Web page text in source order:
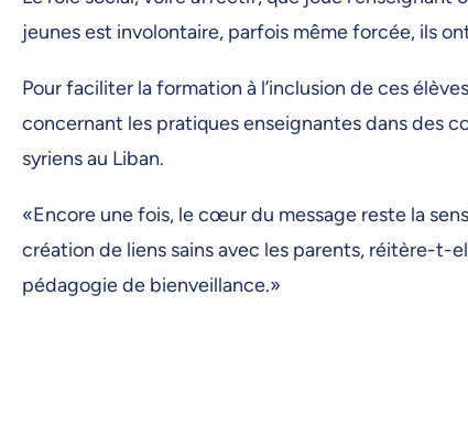
jeunes est involontaire, parfois même forcée, ils
Pour faciliter la formation à l’inclusion de ces
concernant les pratiques enseignantes dans des
syriens au Liban.
«Encore une fois, le cœur du message reste la
création de liens sains avec les parents, réitère-t-
pédagogie de bienveillance.»